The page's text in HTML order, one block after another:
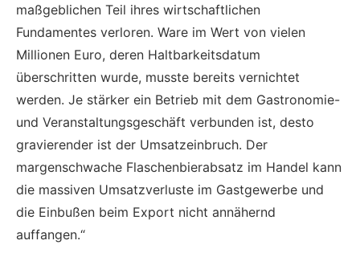
maßgeblichen Teil ihres wirtschaftlichen
Fundamentes verloren. Ware im Wert von vielen
Millionen Euro, deren Haltbarkeitsdatum
überschritten wurde, musste bereits vernichtet
werden. Je stärker ein Betrieb mit dem Gastronomie-
und Veranstaltungsgeschäft verbunden ist, desto
gravierender ist der Umsatzeinbruch. Der
margenschwache Flaschenbierabsatz im Handel kann
die massiven Umsatzverluste im Gastgewerbe und
die Einbußen beim Export nicht annähernd
auffangen.“